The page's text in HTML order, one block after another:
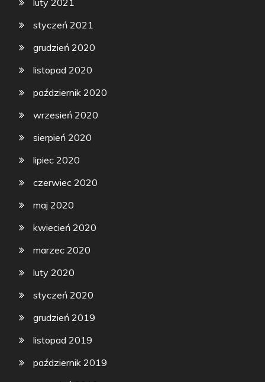
luty 2021
styczeń 2021
grudzień 2020
listopad 2020
październik 2020
wrzesień 2020
sierpień 2020
lipiec 2020
czerwiec 2020
maj 2020
kwiecień 2020
marzec 2020
luty 2020
styczeń 2020
grudzień 2019
listopad 2019
październik 2019